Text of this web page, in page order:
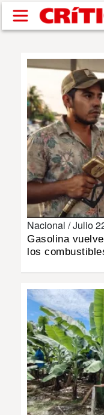
Pasar al contenido
SUCESOS
NACIONAL
POLÍTICA
DEPORTES
INSÓLITAS
MULTIMEDIA
IMPRESO
Nacional /Julio
Gasolina
los